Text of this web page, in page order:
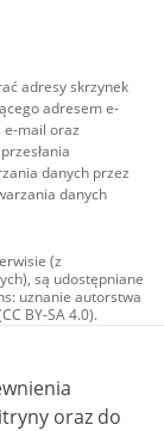
adresy skrzynek
adresem e-
e-mail oraz
danych przez
danych
(z
są udostępniane
uznanie autorstwa
BY-SA 4.0).
materiały
typu
użycie
4.0 (CC BY-
inaczej.
oraz do